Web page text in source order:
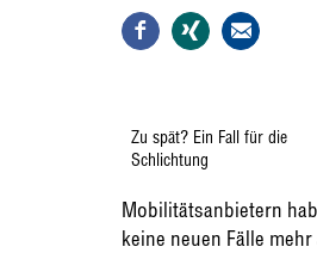
Zu spät? Ein Fall für die
Schlichtung
Mobilitätsanbietern
keine neuen Fälle mehr